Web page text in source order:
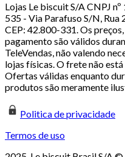
Lojas Le biscuit S/A CNPJ
535 - Via Parafuso S/N, Rua
CEP: 42.800-331. Os
pagamento são válidos
TeleVendas, não valendo
lojas físicas. O frete não
Ofertas válidas enquanto
produtos são meramente
Politica de privacidade
Termos de uso